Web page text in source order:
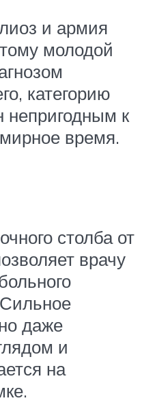
и армия
молодой
категорию
непригодным к
время.
столба от
врачу
даже
и
на